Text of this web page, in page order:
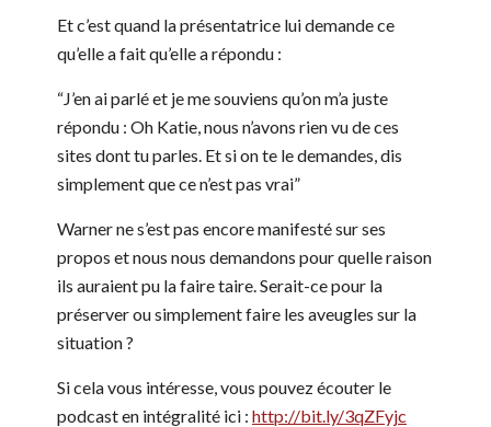
Et c’est quand la présentatrice lui demande ce
qu’elle a fait qu’elle a répondu :
“J’en ai parlé et je me souviens qu’on m’a juste
répondu : Oh Katie, nous n’avons rien vu de ces
sites dont tu parles. Et si on te le demandes, dis
simplement que ce n’est pas vrai”
Warner ne s’est pas encore manifesté sur ses
propos et nous nous demandons pour quelle raison
ils auraient pu la faire taire. Serait-ce pour la
préserver ou simplement faire les aveugles sur la
situation ?
Si cela vous intéresse, vous pouvez écouter le
podcast en intégralité ici : http://bit.ly/3qZFyjc